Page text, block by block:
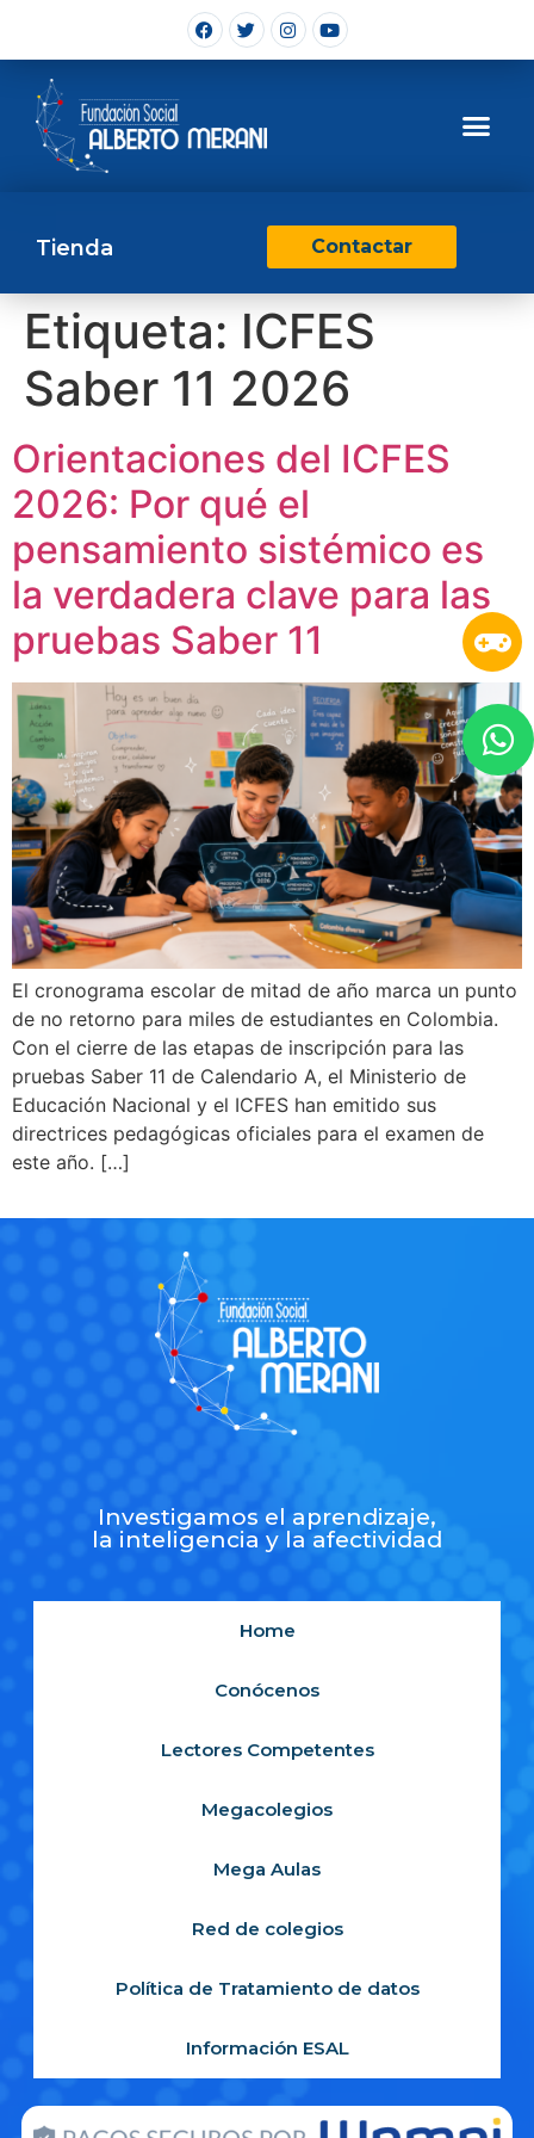
Tienda Contactar
Etiqueta: ICFES
Saber 11 2026
Orientaciones del ICFES
2026: Por qué el
pensamiento sistémico es
la verdadera clave para las
pruebas Saber 11
El cronograma escolar de mitad de año marca un punto
de no retorno para miles de estudiantes en Colombia.
Con el cierre de las etapas de inscripción para las
pruebas Saber 11 de Calendario A, el Ministerio de
Educación Nacional y el ICFES han emitido sus
directrices pedagógicas oficiales para el examen de
este año. […]
Investigamos el aprendizaje,
la inteligencia y la afectividad
Home
Conócenos
Lectores Competentes
Megacolegios
Mega Aulas
Red de colegios
Política de Tratamiento de datos
Información ESAL